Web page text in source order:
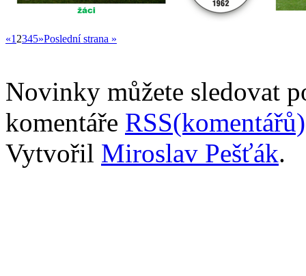
«1 2345»Poslední strana »
Novinky můžete sledovat
komentáře RSS(komentářů)
Vytvořil Miroslav Pešťák.